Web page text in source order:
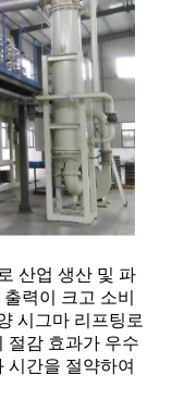
산업 생산 및 파
력이 크고 소비
시그마 리프팅로
절감 효과가 우수
시간을 절약하여